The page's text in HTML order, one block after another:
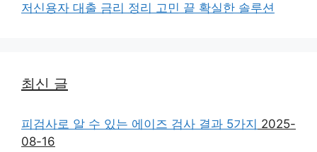
저신용자 대출 금리 정리 고민 끝 확실한 솔루션
최신 글
피검사로 알 수 있는 에이즈 검사 결과 5가지 2025-
08-16